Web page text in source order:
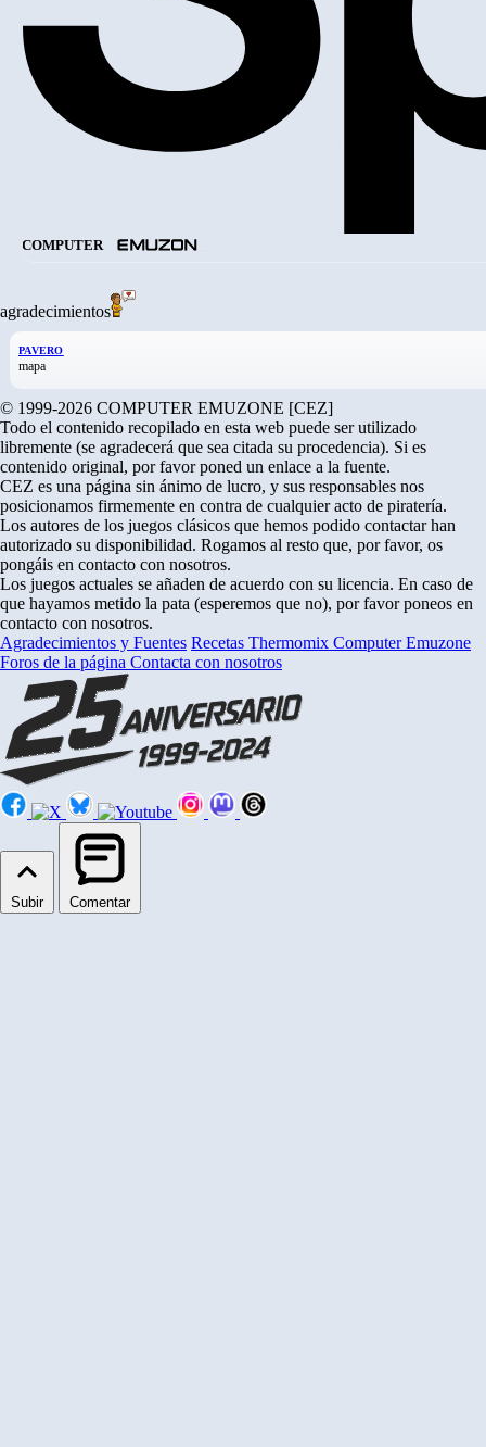
COMPUTER
agradecimientos
PAVERO
mapa
© 1999-2026 COMPUTER EMUZONE [CEZ]
Todo el contenido recopilado en esta web puede ser utilizado
libremente (se agradecerá que sea citada su procedencia). Si es
contenido original, por favor poned un enlace a la fuente.
CEZ es una página sin ánimo de lucro, y sus responsables nos
posicionamos firmemente en contra de cualquier acto de piratería.
Los autores de los juegos clásicos que hemos podido contactar han
autorizado su disponibilidad. Rogamos al resto que, por favor, os
pongáis en contacto con nosotros.
Los juegos actuales se añaden de acuerdo con su licencia. En caso de
que hayamos metido la pata (esperemos que no), por favor poneos en
contacto con nosotros.
Agradecimientos y Fuentes Recetas Thermomix Computer Emuzone
Foros de la página Contacta con nosotros
Subir Comentar